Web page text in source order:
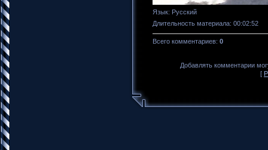
Язык: Русский
Длительность материала: 00:02:52
Всего комментариев: 0
Добавлять комментарии
[